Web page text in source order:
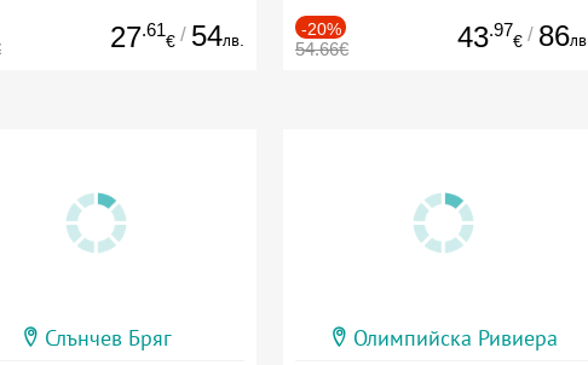
27.61
€ / 54лв.
-20%
54.66€ 43.97
€ / 86лв.
Слънчев Бряг Олимпийска Ривиера